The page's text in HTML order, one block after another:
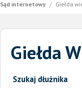
Sąd internetowy / Giełda
Giełda
Szukaj dłużnika